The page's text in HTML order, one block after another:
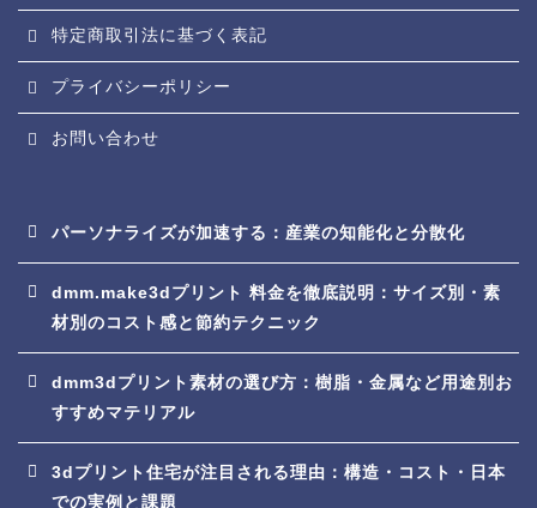
特定商取引法に基づく表記
プライバシーポリシー
お問い合わせ
パーソナライズが加速する：産業の知能化と分散化
dmm.make3dプリント 料金を徹底説明：サイズ別・素
材別のコスト感と節約テクニック
dmm3dプリント素材の選び方：樹脂・金属など用途別お
すすめマテリアル
3dプリント住宅が注目される理由：構造・コスト・日本
での実例と課題